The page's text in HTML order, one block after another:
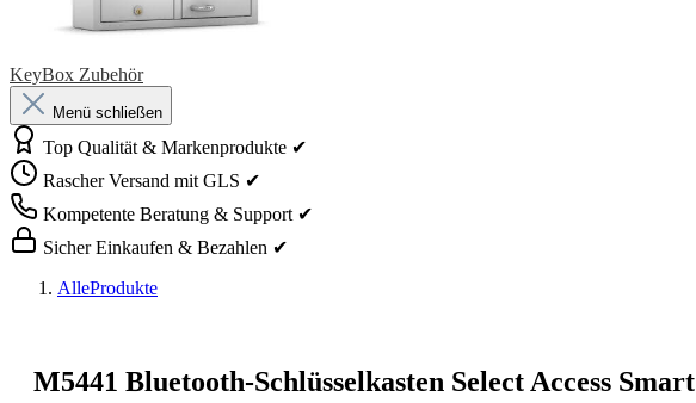
KeyBox Zubehör
Menü schließen
Top Qualität & Markenprodukte ✔
Rascher Versand mit GLS ✔
Kompetente Beratung & Support ✔
Sicher Einkaufen & Bezahlen ✔
AlleProdukte
M5441 Bluetooth-Schlüsselkasten Select Access Smart